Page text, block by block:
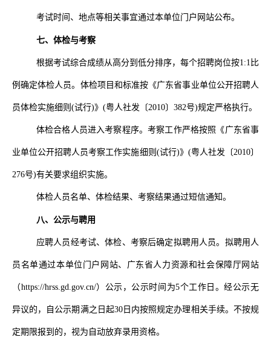
考试时间、地点等相关事宜通过本单位门户网站公布。
七、体检与考察
根据考试综合成绩从高分到低分排序，每个招聘岗位按1:1 比
例确定体检人员。体检项目和标准按《广东省事业单位公开招聘人
员体检实施细则 (试行)》(粤人社发〔2010〕 382号)规定严格执行。
体检合格人员进入考察程序。考察工作严格按照《广东省事
业单位公开招聘人员考察工作实施细则 (试行)》(粤人社发〔2010〕
276号)有关要求组织实施。
体检人员名单、体检结果、考察结果通过短信通知。
八、公示与聘用
应聘人员经考试、体检、考察后确定拟聘用人员。拟聘用人
员名单通过本单位门户网站、广东省人力资源和社会保障厅网站
（https://hrss.gd.gov.cn/）公示，公示时间为5个工作日。经公示无
异议的，自公示期满之日起30日内按照规定办理相关手续。不按规
定期限报到的，视为自动放弃录用资格。